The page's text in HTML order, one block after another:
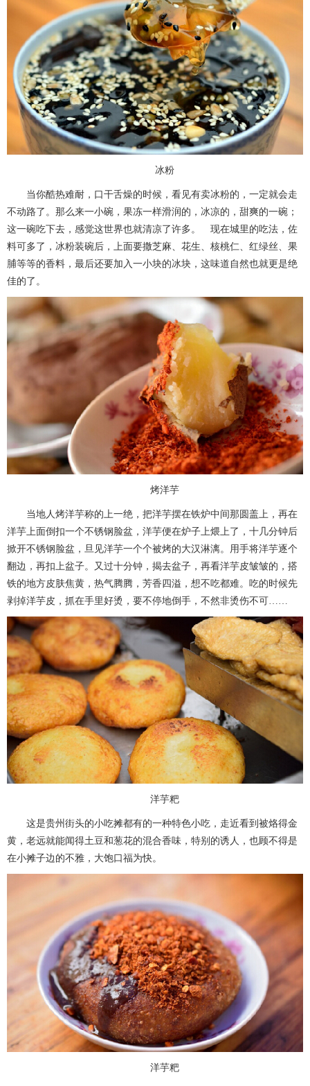
冰粉
当你酷热难耐，口干舌燥的时候，看见有卖冰粉的，一定就会走
不动路了。那么来一小碗，果冻一样滑润的，冰凉的，甜爽的一碗；
这一碗吃下去，感觉这世界也就清凉了许多。 现在城里的吃法，佐
料可多了，冰粉装碗后，上面要撒芝麻、花生、核桃仁、红绿丝、果
脯等等的香料，最后还要加入一小块的冰块，这味道自然也就更是绝
佳的了。
烤洋芋
当地人烤洋芋称的上一绝，把洋芋摆在铁炉中间那圆盖上，再在
洋芋上面倒扣一个不锈钢脸盆，洋芋便在炉子上煨上了，十几分钟后
掀开不锈钢脸盆，旦见洋芋一个个被烤的大汉淋漓。用手将洋芋逐个
翻边，再扣上盆子。又过十分钟，揭去盆子，再看洋芋皮皱皱的，搭
铁的地方皮肤焦黄，热气腾腾，芳香四溢，想不吃都难。吃的时候先
剥掉洋芋皮，抓在手里好烫，要不停地倒手，不然非烫伤不可……
洋芋粑
这是贵州街头的小吃摊都有的一种特色小吃，走近看到被烙得金
黄，老远就能闻得土豆和葱花的混合香味，特别的诱人，也顾不得是
在小摊子边的不雅，大饱口福为快。
洋芋粑